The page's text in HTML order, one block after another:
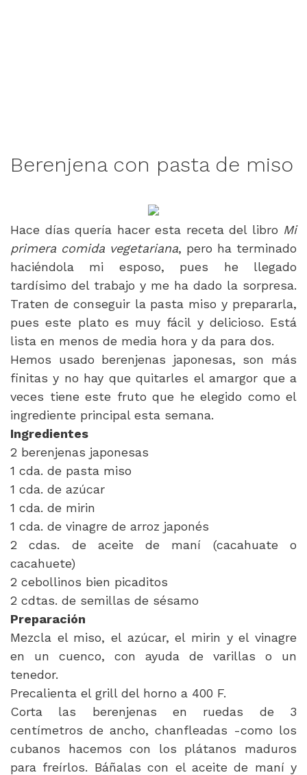
Berenjena con pasta de miso
Hace días quería hacer esta receta del libro Mi
primera comida vegetariana, pero ha terminado
haciéndola mi esposo, pues he llegado
tardísimo del trabajo y me ha dado la sorpresa.
Traten de conseguir la pasta miso y prepararla,
pues este plato es muy fácil y delicioso. Está
lista en menos de media hora y da para dos.
Hemos usado berenjenas japonesas, son más
finitas y no hay que quitarles el amargor que a
veces tiene este fruto que he elegido como el
ingrediente principal esta semana.
Ingredientes
2 berenjenas japonesas
1 cda. de pasta miso
1 cda. de azúcar
1 cda. de mirin
1 cda. de vinagre de arroz japonés
2 cdas. de aceite de maní (cacahuate o
cacahuete)
2 cebollinos bien picaditos
2 cdtas. de semillas de sésamo
Preparación
Mezcla el miso, el azúcar, el mirin y el vinagre
en un cuenco, con ayuda de varillas o un
tenedor.
Precalienta el grill del horno a 400 F.
Corta las berenjenas en ruedas de 3
centímetros de ancho, chanfleadas -como los
cubanos hacemos con los plátanos maduros
para freírlos. Báñalas con el aceite de maní y